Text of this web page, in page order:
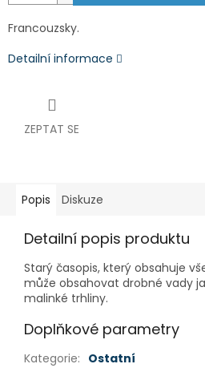
Francouzsky.
Detailní informace
ZEPTAT SE
Popis Diskuze
Detailní popis produktu
Starý časopis, který obsahuje
může obsahovat drobné vady
malinké trhliny.
Doplňkové parametry
Kategorie: Ostatní